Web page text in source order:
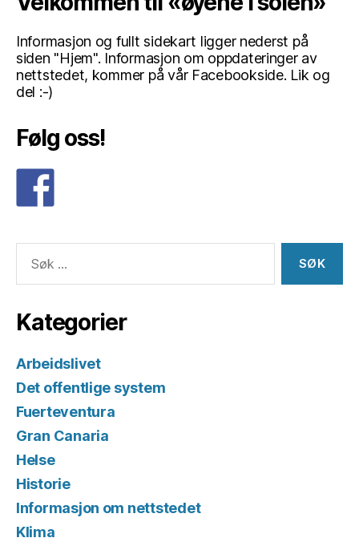
Informasjon og fullt sidekart ligger nederst på
siden "Hjem". Informasjon om oppdateringer av
nettstedet, kommer på vår Facebookside. Lik og
del :-)
Følg oss!
etter:
Kategorier
Arbeidslivet
Det offentlige system
Fuerteventura
Gran Canaria
Helse
Historie
Informasjon om nettstedet
Klima